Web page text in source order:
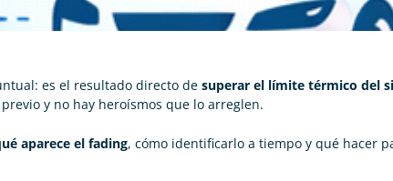
es el resultado directo de superar el límite térmico del
y no hay heroísmos que lo arreglen.
aparece el fading, cómo identificarlo a tiempo y qué hacer